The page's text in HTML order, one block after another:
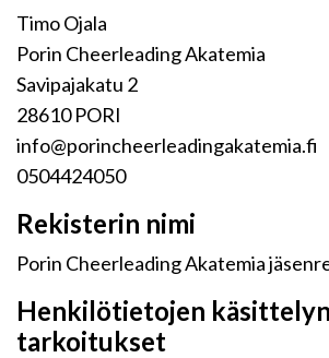
Timo Ojala
Porin Cheerleading Akatemia
Savipajakatu 2
28610 PORI
info@porincheerleadingakatemia.fi
0504424050
Rekisterin nimi
Porin Cheerleading Akatemia
Henkilötietojen käsittelyn
tarkoitukset